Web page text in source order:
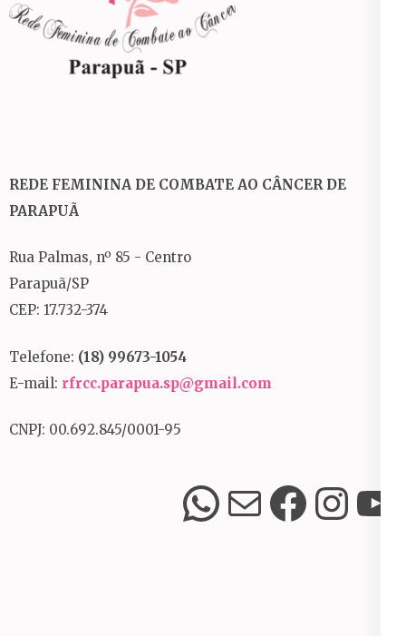
REDE FEMININA DE COMBATE AO CÂNCER DE
PARAPUÃ
Rua Palmas, nº 85 - Centro
Parapuã/SP
CEP: 17.732-374
Telefone: (18) 99673-1054
E-mail: rfrcc.parapua.sp@gmail.com
CNPJ: 00.692.845/0001-95
WhatsApp E-mail Facebook InstagramYoutube